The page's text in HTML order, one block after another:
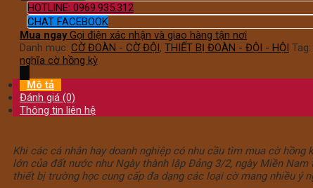
HOTLINE: 0969.935.312
CHAT FACEBOOK
Mua ngay Gọi điện xác nhận và giao hàng tận nơi
Danh mục: CỜ ĐOÀN - CỜ ĐỘI, THIẾT BỊ ĐOÀN - ĐỘI - HỘI Tag:
nghĩa cờ hồng kỳ
Mô tả
Đánh giá (0)
Thông tin liên hệ
Khi các cá nhân hay doanh nghiệp có nhu cầu tìm mua cờ
lớn của đất nước như Ngày thành lập Đảng 3/2, ngày Miền
thiết bị trường học cung cấp đa dạng các loại cờ mang nhiều ý